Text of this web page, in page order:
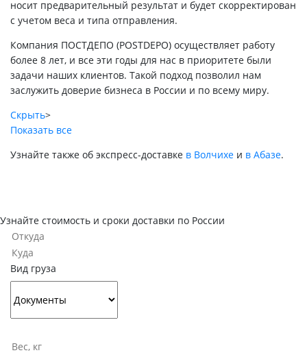
носит предварительный результат и будет скорректирован
с учетом веса и типа отправления.
Компания ПОСТДЕПО (POSTDEPO) осуществляет работу
более 8 лет, и все эти годы для нас в приоритете были
задачи наших клиентов. Такой подход позволил нам
заслужить доверие бизнеса в России и по всему миру.
Скрыть>
Показать все
Узнайте также об экспресс-доставке в Волчихе и в Абазе.
Узнайте стоимость и сроки доставки по России
Вид груза